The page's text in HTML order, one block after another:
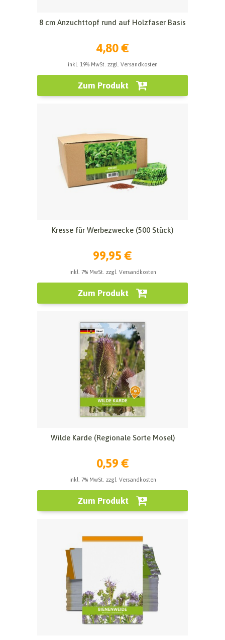
8 cm Anzuchttopf rund auf Holzfaser Basis
4,80 €
inkl. 19% MwSt. zzgl. Versandkosten
Zum Produkt
Kresse für Werbezwecke (500 Stück)
99,95 €
inkl. 7% MwSt. zzgl. Versandkosten
Zum Produkt
Wilde Karde (Regionale Sorte Mosel)
0,59 €
inkl. 7% MwSt. zzgl. Versandkosten
Zum Produkt